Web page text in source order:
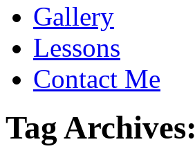
Gallery
Lessons
Contact Me
Tag Archives: